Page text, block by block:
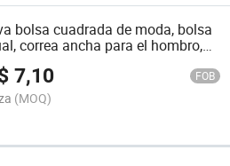
bolsa cuadrada de moda, bolsa
correa ancha para el hombro,
cruzada retro
7,10 FOB
(MOQ)